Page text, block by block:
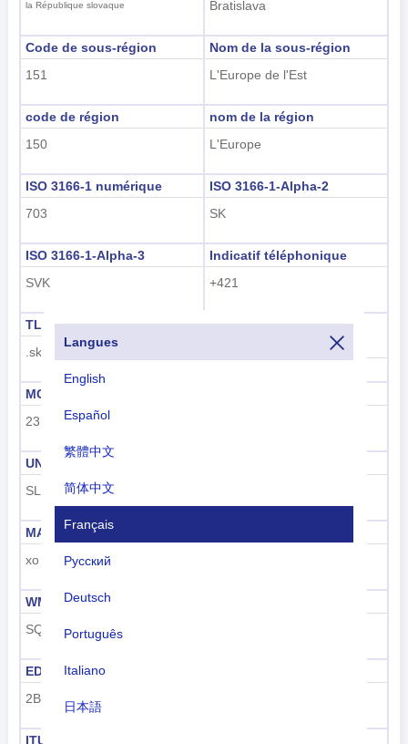
Langues
English
Español
繁體中文
简体中文
Français
Русский
Deutsch
Português
Italiano
日本語
la République slovaque Bratislava
Code de sous-région
151
Nom de la sous-région
L'Europe de l'Est
code de région
150
nom de la région
L'Europe
ISO 3166-1 numérique
703
ISO 3166-1-Alpha-2
SK
ISO 3166-1-Alpha-3
SVK
Indicatif téléphonique
+421
TLD
.sk
Code de plaque
MCC
231
UNDP
SLO
MARC
xo
WMO
SQ
EDGAR
2B
ITU